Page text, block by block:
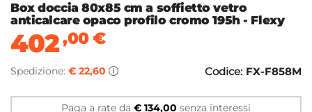
Box doccia 80x85 cm a soffietto vetro
anticalcare opaco profilo cromo 195h - Flexy
402,00€
Spedizione: € 22,60 Codice: FX-F858M
Paga a rate da € 134,00 senza interessi